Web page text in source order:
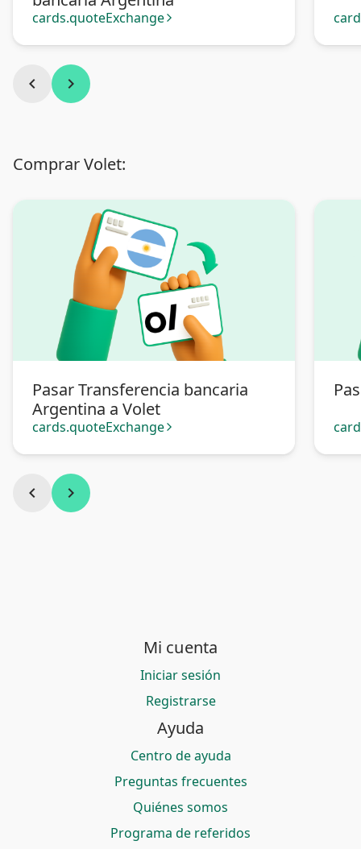
cards.quoteExchange arrow_forward_ios
chevron_left chevron_right
Comprar Volet:
Pasar Transferencia bancaria
Argentina a Volet
cards.quoteExchange arrow_forward_ios
chevron_left chevron_right
Mi cuenta
Iniciar sesión
Registrarse
Ayuda
Centro de ayuda
Preguntas frecuentes
Quiénes somos
Programa de referidos